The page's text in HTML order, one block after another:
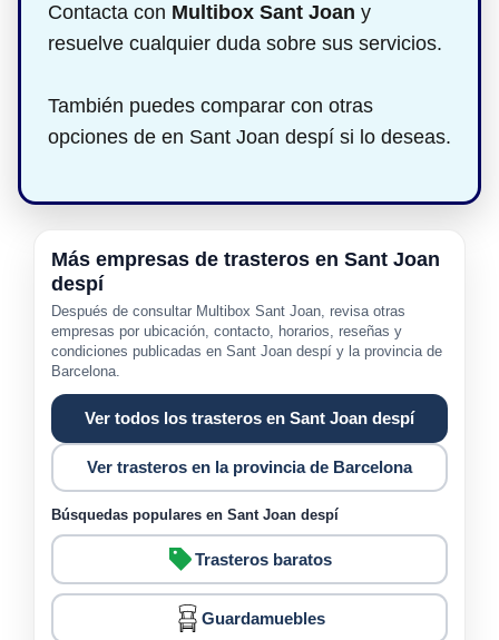
Contacta con Multibox Sant Joan y
resuelve cualquier duda sobre sus servicios.
También puedes comparar con otras
opciones de en Sant Joan despí si lo deseas.
Más empresas de trasteros en Sant Joan
despí
Después de consultar Multibox Sant Joan, revisa otras
empresas por ubicación, contacto, horarios, reseñas y
condiciones publicadas en Sant Joan despí y la provincia de
Barcelona.
Ver todos los trasteros en Sant Joan despí
Ver trasteros en la provincia de Barcelona
Búsquedas populares en Sant Joan despí
Trasteros baratos
Guardamuebles